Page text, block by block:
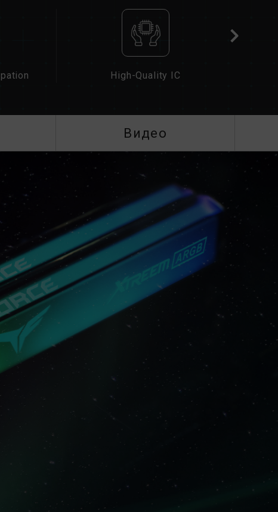
в разделе «Запрос совместимости»
со списком совместимости QVL,
материнской платы.
комплект памяти проходит тестирование
комплектов может привести к
памяти процессора (IMC) и текущая версия
на рабочую частоту памяти.
зависит от настроек BIOS системы, а
платы и процессора.
не включены, память будет работать на
JEDEC), например DDR5-4800 (или ниже).
изделия.
пользователем вручную. Некоторые
указанной частоты, поскольку
от настроек системы.
XMP 3.0 / EXPO) не является частью
на стабильность системы. Если разгон
вернитесь к настройкам BIOS по
максимально достижимой частотой.
и процессор поддерживают
(XMP 3.0 / EXPO); в противном случае
частоты разгона.
в условиях нормального напряжения.
с неисправностями процессора или
соответствующую службу послепродажного
или материнской платы.
High-Quality IC
Видео